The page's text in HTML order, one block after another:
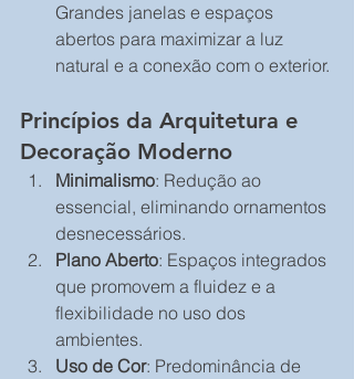
Grandes janelas e espaços
abertos para maximizar a luz
natural e a conexão com o exterior.
Princípios da Arquitetura e
Decoração Moderno
Minimalismo: Redução ao
essencial, eliminando ornamentos
desnecessários.
Plano Aberto: Espaços integrados
que promovem a fluidez e a
flexibilidade no uso dos
ambientes.
Uso de Cor: Predominância de